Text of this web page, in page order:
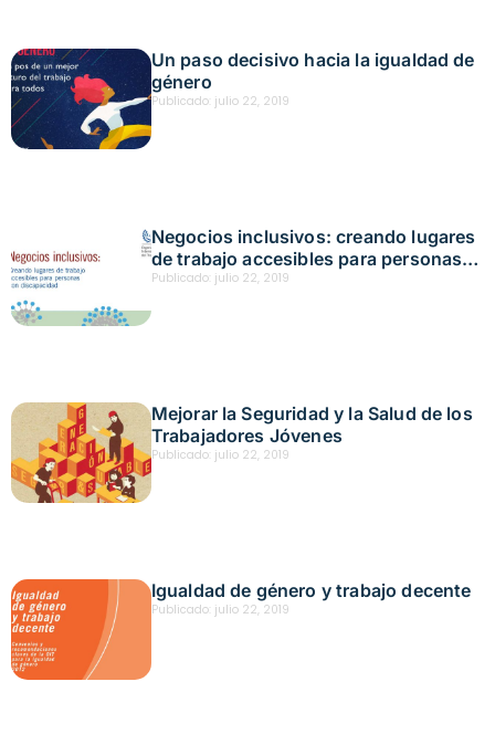
Un paso decisivo hacia la igualdad de
género
Publicado: julio 22, 2019
Negocios inclusivos: creando lugares
de trabajo accesibles para personas
con discapacidad
Publicado: julio 22, 2019
Mejorar la Seguridad y la Salud de los
Trabajadores Jóvenes
Publicado: julio 22, 2019
Igualdad de género y trabajo decente
Publicado: julio 22, 2019